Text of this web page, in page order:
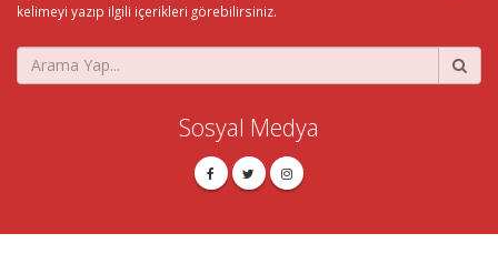
kelimeyi yazıp ilgili içerikleri görebilirsiniz.
Sosyal Medya